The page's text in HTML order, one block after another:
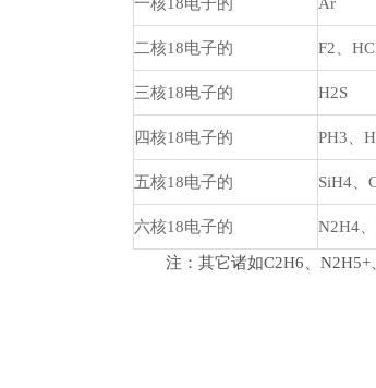
二核18电子的 F2、
三核18电子的 H2S
四核18电子的 PH3、
五核18电子的 SiH4、
六核18电子的 N2H4
注：其它诸如C2H6、N2H5+